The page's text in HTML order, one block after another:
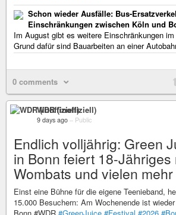
Schon wieder Ausfälle: Bus-
Einschränkungen zwischen Köln und
Im August gibt es weitere Einschränkungen im
Grund dafür sind Bauarbeiten an einer
0 comments
WDR (inoffiziell)
9 days ago – Public
Endlich volljährig: Green
in Bonn feiert 18-Jähriges
Wombats und vielen mehr
Einst eine Bühne für die eigene Teenieband,
15.000 Besuchern: Am Wochenende ist